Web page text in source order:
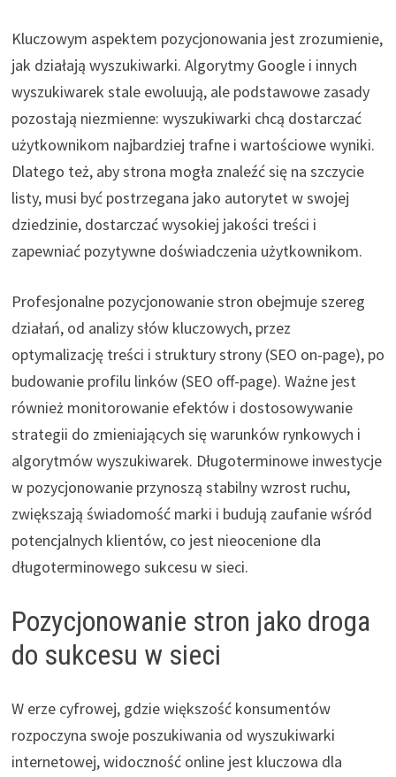
Kluczowym aspektem pozycjonowania jest zrozumienie,
jak działają wyszukiwarki. Algorytmy Google i innych
wyszukiwarek stale ewoluują, ale podstawowe zasady
pozostają niezmienne: wyszukiwarki chcą dostarczać
użytkownikom najbardziej trafne i wartościowe wyniki.
Dlatego też, aby strona mogła znaleźć się na szczycie
listy, musi być postrzegana jako autorytet w swojej
dziedzinie, dostarczać wysokiej jakości treści i
zapewniać pozytywne doświadczenia użytkownikom.
Profesjonalne pozycjonowanie stron obejmuje szereg
działań, od analizy słów kluczowych, przez
optymalizację treści i struktury strony (SEO on-page), po
budowanie profilu linków (SEO off-page). Ważne jest
również monitorowanie efektów i dostosowywanie
strategii do zmieniających się warunków rynkowych i
algorytmów wyszukiwarek. Długoterminowe inwestycje
w pozycjonowanie przynoszą stabilny wzrost ruchu,
zwiększają świadomość marki i budują zaufanie wśród
potencjalnych klientów, co jest nieocenione dla
długoterminowego sukcesu w sieci.
Pozycjonowanie stron jako droga
do sukcesu w sieci
W erze cyfrowej, gdzie większość konsumentów
rozpoczyna swoje poszukiwania od wyszukiwarki
internetowej, widoczność online jest kluczowa dla